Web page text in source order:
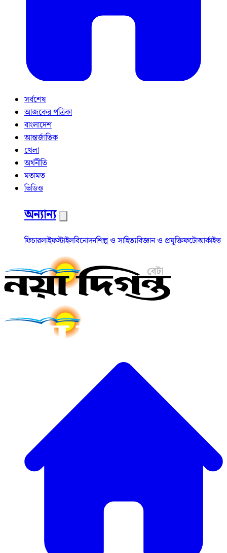
সর্বশেষ
আজকের পত্রিকা
বাংলাদেশ
আন্তর্জাতিক
খেলা
অর্থনীতি
মতামত
ভিডিও
অন্যান্য
ফিচারলাইফস্টাইলবিনোদনশিল্প ও সাহিত্যবিজ্ঞান ও প্রযুক্তিফটোআর্কাইভ